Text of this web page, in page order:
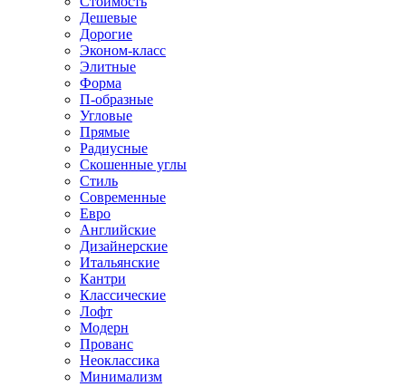
Дешевые
Дорогие
Эконом-класс
Элитные
Форма
П-образные
Угловые
Прямые
Радиусные
Скошенные углы
Стиль
Современные
Евро
Английские
Дизайнерские
Итальянские
Кантри
Классические
Лофт
Модерн
Прованс
Неоклассика
Минимализм